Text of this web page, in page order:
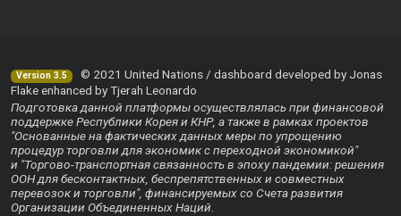
Version 3.5
© 2021 United Nations / dashboard developed by Jonas
Flake enhanced by Tjerah Leonardo
Подготовка данной платформы осуществлялась при финансовой
поддержке Республики Корея и КНР, а также в рамках проектов
"Основанные на фактических данных меры по упрощению
процедур торговли для экономик с переходной экономикой"
и "Торгово-транспортная связанность в эпоху пандемии: решения
ООН для бесконтактных, беспрепятственных и совместных
перевозок и торговли", финансируемых со Счета развития
Организации Объединенных Наций.